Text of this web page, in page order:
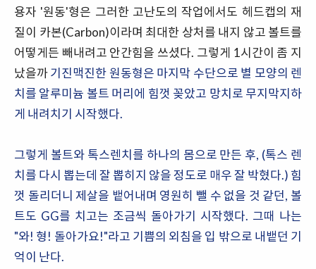
용자 '원동'형은 그러한 고난도의 작업에서도 헤드캡의 재
질이 카본(Carbon)이라며 최대한 상처를 내지 않고 볼트를
어떻게든 빼내려고 안간힘을 쓰셨다. 그렇게 1시간이 좀 지
났을까기진맥진한 원동형은 마지막 수단으로 별 모양의 렌
치를 알루미늄 볼트 머리에 힘껏 꽂았고 망치로 무지막지하
게 내려치기 시작했다.
그렇게 볼트와 톡스렌치를 하나의 몸으로 만든 후, (톡스 렌
치를 다시 뽑는데 잘 뽑히지 않을 정도로 매우 잘 박혔다.) 힘
껏 돌리더니 제살을 뱉어내며 영원히 뺄 수 없을 것 같던, 볼
트도 GG를 치고는 조금씩 돌아가기 시작했다. 그때 나는
"와! 형! 돌아가요!"라고 기쁨의 외침을 입 밖으로 내뱉던 기
억이 난다.